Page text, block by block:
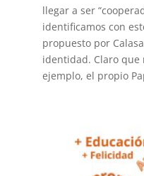
llegar a ser
identificamos con
propuesto por
identidad. Claro que
ejemplo, el propio